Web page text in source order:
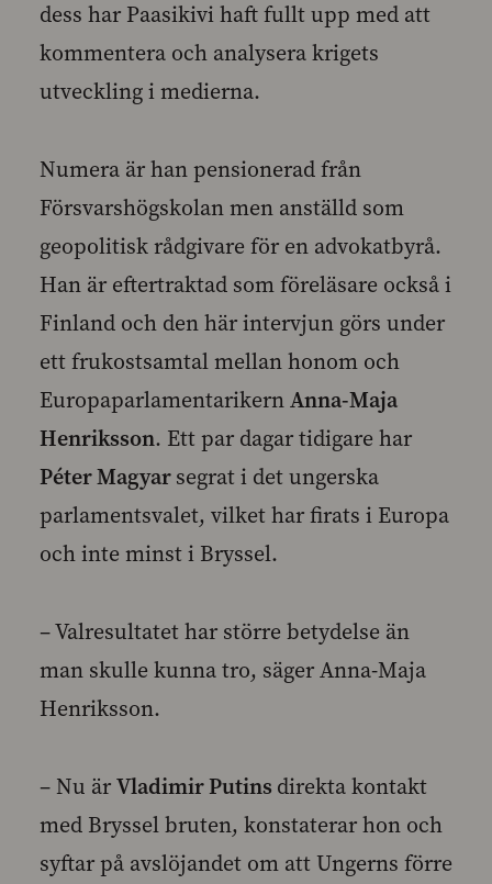
dess har Paasikivi haft fullt upp med att
kommentera och analysera krigets
utveckling i medierna.
Numera är han pensionerad från
Försvarshögskolan men anställd som
geopolitisk rådgivare för en advokatbyrå.
Han är eftertraktad som föreläsare också i
Finland och den här intervjun görs under
ett frukostsamtal mellan honom och
EuropaparlamentarikernAnna-Maja
Henriksson. Ett par dagar tidigare har
Péter Magyarsegrat i det ungerska
parlamentsvalet, vilket har firats i Europa
och inte minst i Bryssel.
– Valresultatet har större betydelse än
man skulle kunna tro, säger Anna-Maja
Henriksson.
– Nu ärVladimir Putins direkta kontakt
med Bryssel bruten, konstaterar hon och
syftar på avslöjandet om att Ungerns förre